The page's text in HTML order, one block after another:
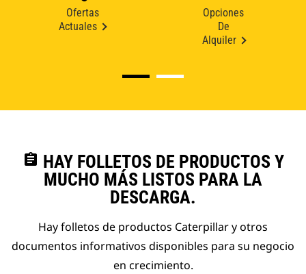
Ofertas
Actuales
Opciones
De
Alquiler
assignment HAY FOLLETOS DE PRODUCTOS Y
MUCHO MÁS LISTOS PARA LA
DESCARGA.
Hay folletos de productos Caterpillar y otros
documentos informativos disponibles para su negocio
en crecimiento.